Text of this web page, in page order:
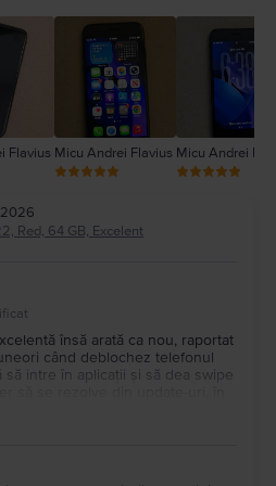
2
1
Flavius Micu Andrei Flavius Micu Andrei
Red, 64 GB, Excelent
însă arată ca nou, raportat
când deblochez telefonul
să intre în aplicații și să dea swipe
Recomand!